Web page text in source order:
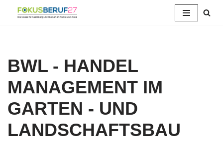
BWL - HANDEL
MANAGEMENT IM
GARTEN - UND
LANDSCHAFTSBAU